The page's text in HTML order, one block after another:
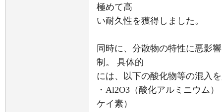
極めて高
い耐久性を獲得しました。
同時に、分散物の特性に悪影
制。 具体的
には、以下の酸化物等の混入
・Al2O3（酸化アルミニウム
ケイ素）